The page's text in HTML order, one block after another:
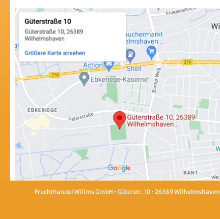
Fruchthandel Willms GmbH • Güterstr. 10 • 26389